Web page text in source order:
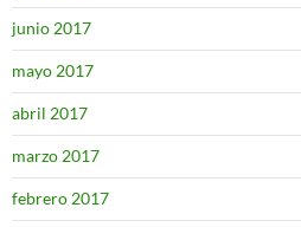
junio 2017
mayo 2017
abril 2017
marzo 2017
febrero 2017